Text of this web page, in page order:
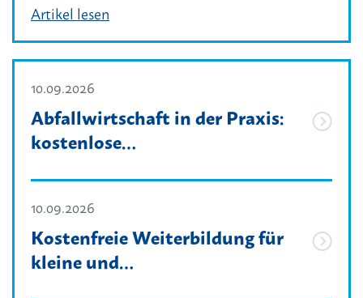
Artikel lesen
10.09.2026
Abfallwirtschaft in der Praxis:
kostenlose…
10.09.2026
Kostenfreie Weiterbildung für
kleine und…